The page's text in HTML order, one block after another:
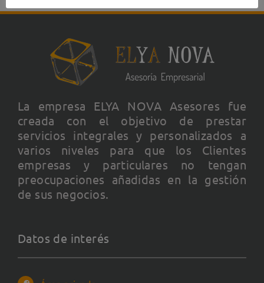
La empresa ELYA NOVA Asesores fue
creada con el objetivo de prestar
servicios integrales y personalizados a
varios niveles para que los Clientes
empresas y particulares no tengan
preocupaciones añadidas en la gestión
de sus negocios.
Datos de interés